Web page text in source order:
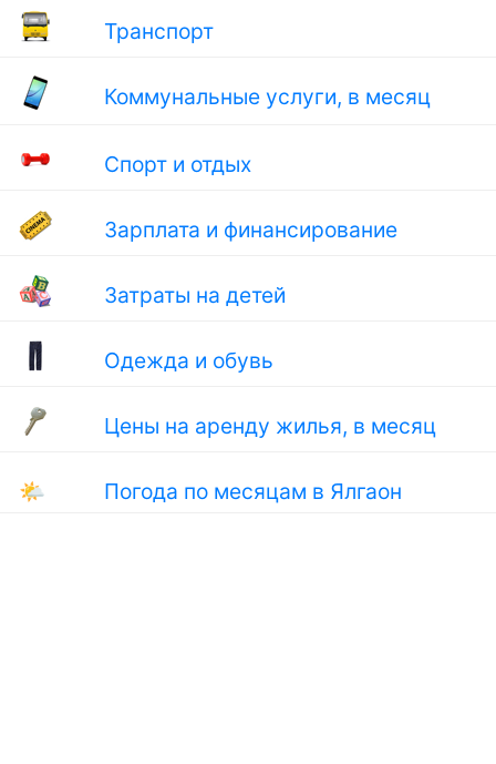
Транспорт
Коммунальные услуги, в месяц
Спорт и отдых
Зарплата и финансирование
Затраты на детей
Одежда и обувь
Цены на аренду жилья, в месяц
🌤 Погода по месяцам в Ялгаон